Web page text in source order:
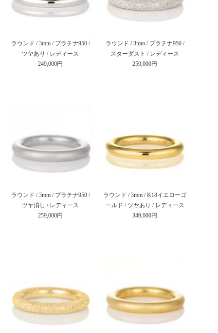
ラウンド / 3mm / プラチナ950 /
ツヤあり / レディース
249,000円
ラウンド / 3mm / プラチナ950 /
スターダスト / レディース
259,000円
ラウンド / 3mm / プラチナ950 /
ツヤ消し / レディース
259,000円
ラウンド / 3mm / K18イエローゴ
ールド / ツヤあり / レディース
349,000円